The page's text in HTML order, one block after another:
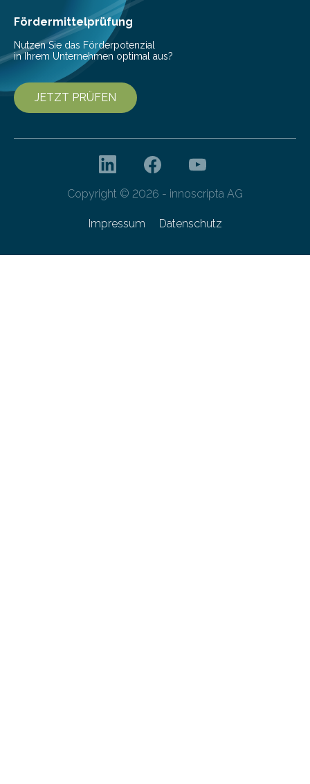
Fördermittelprüfung
Nutzen Sie das Förderpotenzial
in Ihrem Unternehmen optimal aus?
JETZT PRÜFEN
Copyright © 2026 - innoscripta AG
Impressum Datenschutz